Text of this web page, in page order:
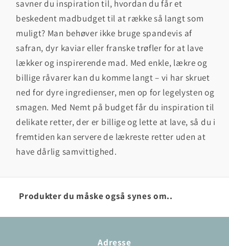
savner du inspiration til, hvordan du får et
beskedent madbudget til at række så langt som
muligt? Man behøver ikke bruge spandevis af
safran, dyr kaviar eller franske trøfler for at lave
lækker og inspirerende mad. Med enkle, lækre og
billige råvarer kan du komme langt – vi har skruet
ned for dyre ingredienser, men op for legelysten og
smagen. Med Nemt på budget får du inspiration til
delikate retter, der er billige og lette at lave, så du i
fremtiden kan servere de lækreste retter uden at
have dårlig samvittighed.
Produkter du måske også synes om..
Adresse